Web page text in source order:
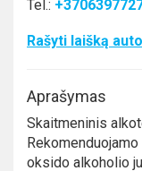
Tel.:
Rašyti laišką
Aprašymas
Skaitmeninis
oksido alkoholio